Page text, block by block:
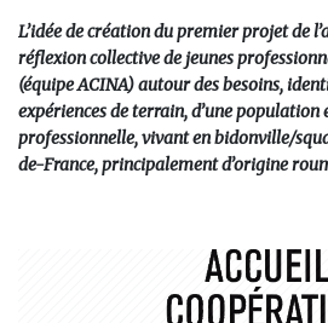
L’idée de création du premier projet de
réflexion collective de jeunes
(équipe ACINA) autour des besoins,
expériences de terrain, d’une population
professionnelle, vivant en bidonville/
de-France, principalement d’origine